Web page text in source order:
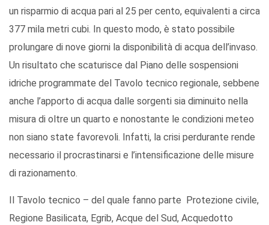
un risparmio di acqua pari al 25 per cento, equivalenti a circa
377 mila metri cubi. In questo modo, è stato possibile
prolungare di nove giorni la disponibilità di acqua dell’invaso.
Un risultato che scaturisce dal Piano delle sospensioni
idriche programmate del Tavolo tecnico regionale, sebbene
anche l’apporto di acqua dalle sorgenti sia diminuito nella
misura di oltre un quarto e nonostante le condizioni meteo
non siano state favorevoli. Infatti, la crisi perdurante rende
necessario il procrastinarsi e l’intensificazione delle misure
di razionamento.
Il Tavolo tecnico – del quale fanno parte Protezione civile,
Regione Basilicata, Egrib, Acque del Sud, Acquedotto